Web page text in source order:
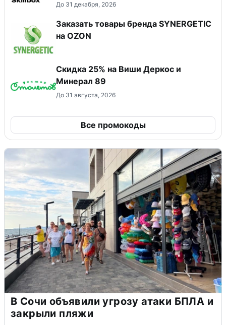
До 31 декабря, 2026
Заказать товары бренда SYNERGETIC
на OZON
Скидка 25% на Виши Деркос и
Минерал 89
До 31 августа, 2026
Все промокоды
В Сочи объявили угрозу атаки БПЛА и
закрыли пляжи